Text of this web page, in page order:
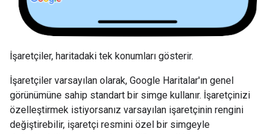
İşaretçiler, haritadaki tek konumları gösterir.
İşaretçiler varsayılan olarak, Google Haritalar'ın genel
görünümüne sahip standart bir simge kullanır. İşaretçinizi
özelleştirmek istiyorsanız varsayılan işaretçinin rengini
değiştirebilir, işaretçi resmini özel bir simgeyle